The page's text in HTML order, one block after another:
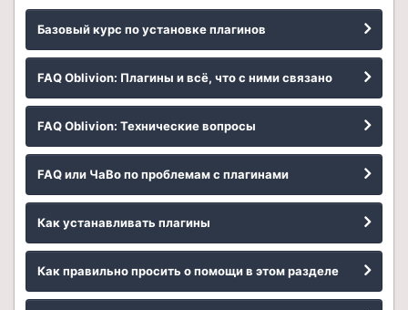
Базовый курс по установке плагинов
FAQ Oblivion: Плагины и всё, что с ними связано
FAQ Oblivion: Технические вопросы
FAQ или ЧаВо по проблемам с плагинами
Как устанавливать плагины
Как правильно просить о помощи в этом разделе